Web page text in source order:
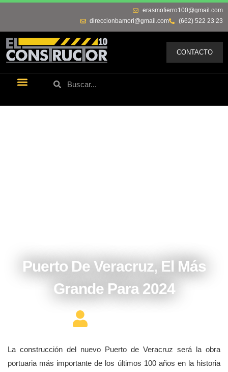
(662) 522 23 23
direccionbamori@gmail.com
erasmofierro100@gmail.com
CONTACTO
Puerto De Veracruz, El Más
Grande Para 2024
La construcción del nuevo Puerto de Veracruz será la obra
portuaria más importante de los últimos 100 años en la historia